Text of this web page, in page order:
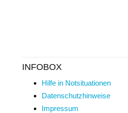
INFOBOX
Hilfe in Notsituationen
Datenschutzhinweise
Impressum